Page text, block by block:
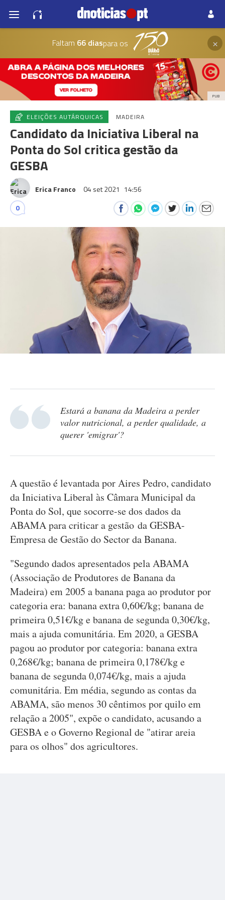
Faltam 66 diaspara os ×
PUB
ELEIÇÕES AUTÁRQUICAS MADEIRA
Candidato da Iniciativa Liberal na
Ponta do Sol critica gestão da
GESBA
Erica Franco 04 set 2021 14:56
0
Estará a banana da Madeira a perder
valor nutricional, a perder qualidade, a
querer 'emigrar'?
A questão é levantada por Aires Pedro, candidato
da Iniciativa Liberal às Câmara Municipal da
Ponta do Sol, que socorre-se dos dados da
ABAMA para criticar a gestão da GESBA-
Empresa de Gestão do Sector da Banana.
"Segundo dados apresentados pela ABAMA
(Associação de Produtores de Banana da
Madeira) em 2005 a banana paga ao produtor por
categoria era: banana extra 0,60€/kg; banana de
primeira 0,51€/kg e banana de segunda 0,30€/kg,
mais a ajuda comunitária. Em 2020, a GESBA
pagou ao produtor por categoria: banana extra
0,268€/kg; banana de primeira 0,178€/kg e
banana de segunda 0,074€/kg, mais a ajuda
comunitária. Em média, segundo as contas da
ABAMA, são menos 30 cêntimos por quilo em
relação a 2005", expõe o candidato, acusando a
GESBA e o Governo Regional de "atirar areia
para os olhos" dos agricultores.